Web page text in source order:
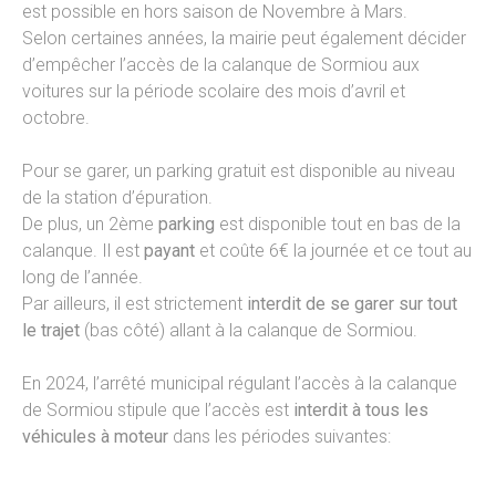
est possible en hors saison de Novembre à Mars.
Selon certaines années, la mairie peut également décider
d’empêcher l’accès de la calanque de Sormiou aux
voitures sur la période scolaire des mois d’avril et
octobre.
Pour se garer, un parking gratuit est disponible au niveau
de la station d’épuration.
De plus, un 2ème parking est disponible tout en bas de la
calanque. Il est payant et coûte 6€ la journée et ce tout au
long de l’année.
Par ailleurs, il est strictement interdit de se garer sur tout
le trajet (bas côté) allant à la calanque de Sormiou.
En 2024, l’arrêté municipal régulant l’accès à la calanque
de Sormiou stipule que l’accès est interdit à tous les
véhicules à moteur dans les périodes suivantes: